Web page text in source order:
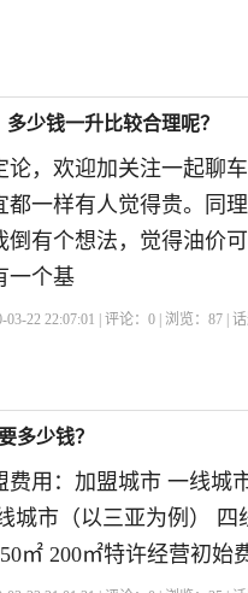
少钱一升比较合理呢？
论，欢迎加关注一起聊
都一样有人觉得贵。同
倒有个想法，觉得油价
一个基
22 22:07:01 | 评论：0 | 浏览：87 |
多少钱？
费用：加盟城市 一线城
城市（以三亚为例）
㎡ 200㎡特许经营初始